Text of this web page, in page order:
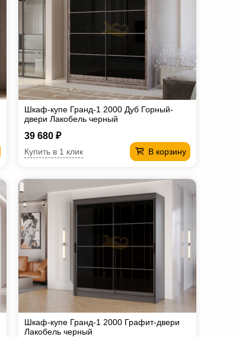
Шкаф-купе Гранд-1 2000 Дуб Горный-
двери Лакобель черный
39 680 ₽
В корзину
Купить в 1 клик
Шкаф-купе Гранд-1 2000 Графит-двери
Лакобель черный